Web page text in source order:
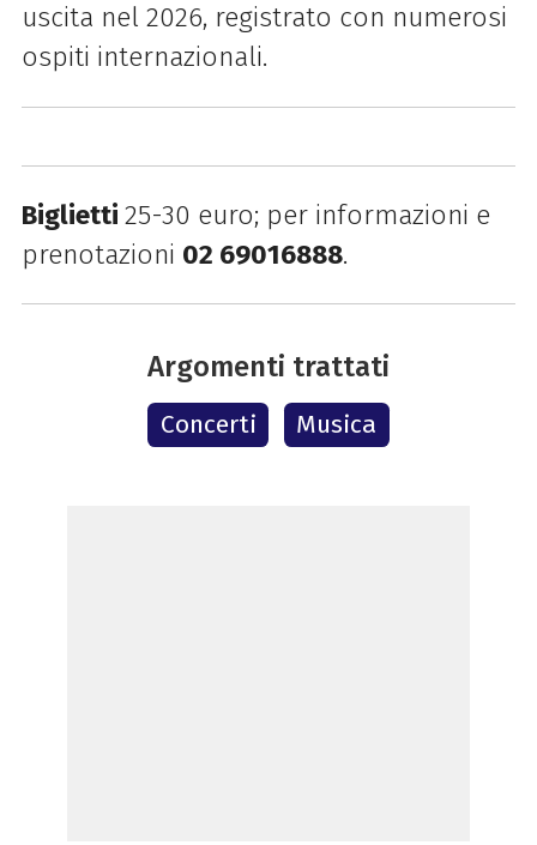
uscita nel 2026, registrato con numerosi
ospiti internazionali.
Biglietti 25-30 euro; per informazioni e
prenotazioni 02 69016888.
Argomenti trattati
Concerti Musica